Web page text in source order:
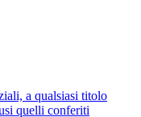
a qualsiasi titolo
quelli conferiti